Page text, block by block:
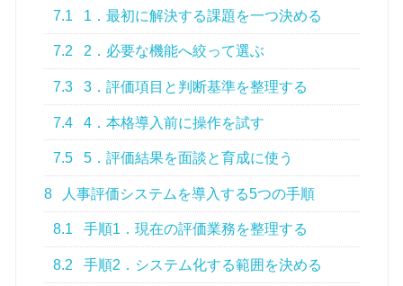
7.1 1．最初に解決する課題を一つ決める
7.2 2．必要な機能へ絞って選ぶ
7.3 3．評価項目と判断基準を整理する
7.4 4．本格導入前に操作を試す
7.5 5．評価結果を面談と育成に使う
8 人事評価システムを導入する5つの手順
8.1 手順1．現在の評価業務を整理する
8.2 手順2．システム化する範囲を決める